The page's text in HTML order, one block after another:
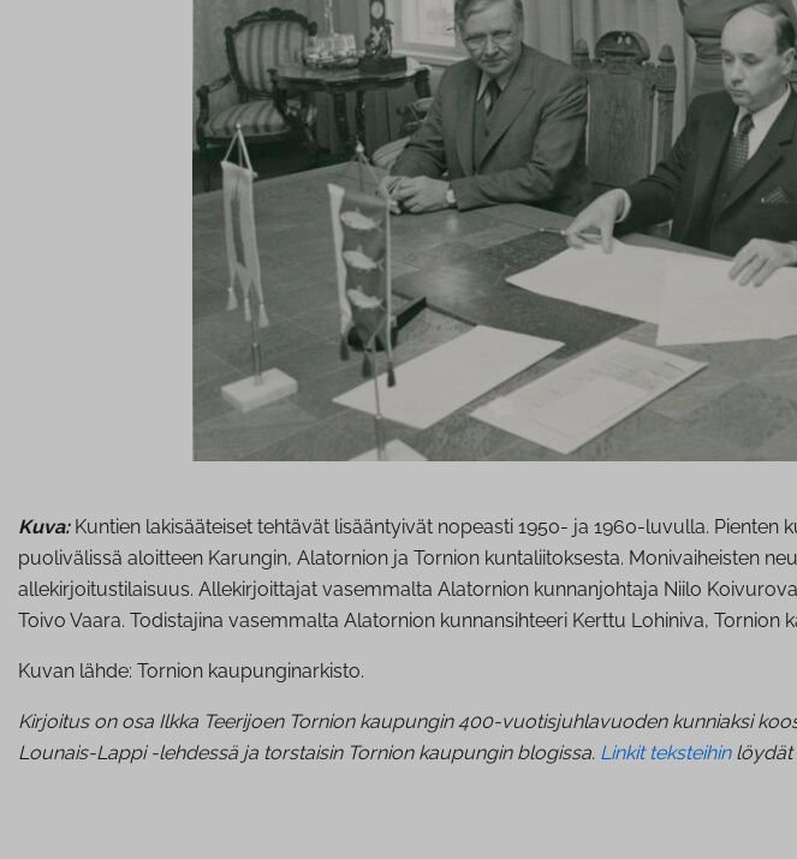
Kuva:Kuntien lakisääteiset tehtävät lisääntyivät nopeasti 1950- ja 1960-luvulla.
puolivälissä aloitteen Karungin, Alatornion ja Tornion kuntaliitoksesta. Monivaiheisten
allekirjoitustilaisuus. Allekirjoittajat vasemmalta Alatornion kunnanjohtaja Niilo
Toivo Vaara. Todistajina vasemmalta Alatornion kunnansihteeri Kerttu Lohiniva,
Kuvan lähde: Tornion kaupunginarkisto.
Kirjoitus on osa Ilkka Teerijoen Tornion kaupungin 400-vuotisjuhlavuoden kunniaksi
Lounais-Lappi -lehdessä ja torstaisin Tornion kaupungin blogissa. Linkit teksteihinlöydät